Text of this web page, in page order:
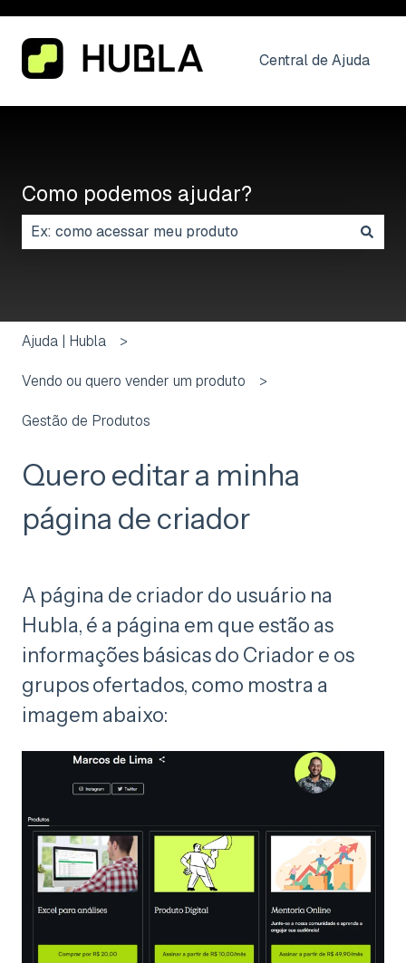
Central de Ajuda
Como podemos ajudar?
Ajuda | Hubla
Vendo ou quero vender um produto
Gestão de Produtos
Quero editar a minha
página de criador
A página de criador do usuário na
Hubla, é a página em que estão as
informações básicas do Criador e os
grupos ofertados, como mostra a
imagem abaixo: